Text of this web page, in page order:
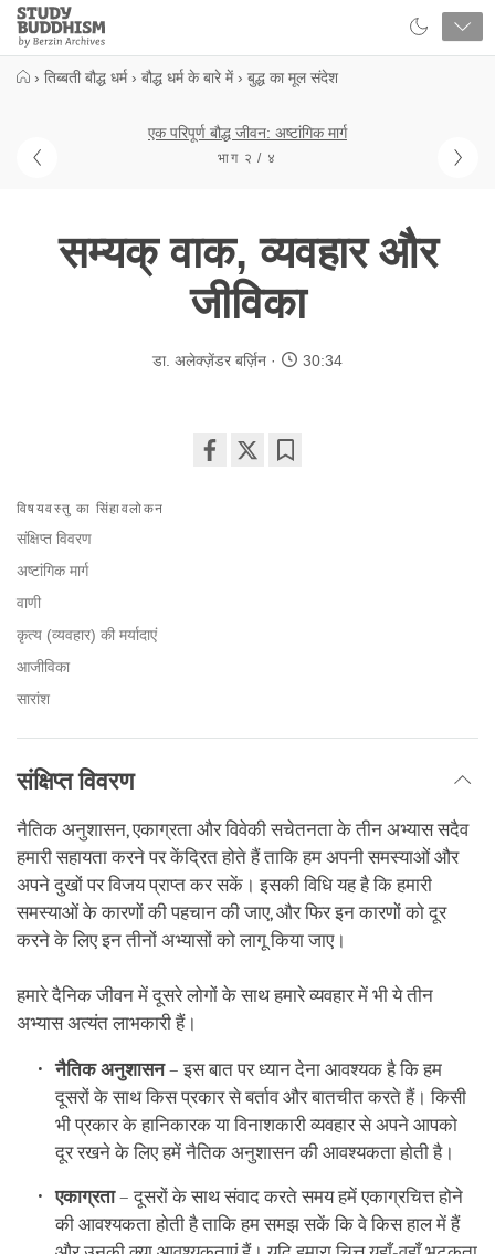
Close
Study
Buddhism
› तिब्बती बौद्ध धर्म › बौद्ध धर्म के बारे में › बुद्ध का मूल संदेश
एक परिपूर्ण बौद्ध जीवन: अष्टांगिक मार्ग
भाग २ / ४
सम्यक् वाक, व्यवहार और
जीविका
डा. अलेक्ज़ेंडर बर्ज़िन 30:34
विषयवस्तु का सिंहावलोकन
संक्षिप्त विवरण
अष्टांगिक मार्ग
वाणी
कृत्य (व्यवहार) की मर्यादाएं
आजीविका
सारांश
संक्षिप्त विवरण
नैतिक अनुशासन, एकाग्रता और विवेकी सचेतनता के तीन अभ्यास सदैव
हमारी सहायता करने पर केंद्रित होते हैं ताकि हम अपनी समस्याओं और
अपने दुखों पर विजय प्राप्त कर सकें। इसकी विधि यह है कि हमारी
समस्याओं के कारणों की पहचान की जाए, और फिर इन कारणों को दूर
करने के लिए इन तीनों अभ्यासों को लागू किया जाए।
हमारे दैनिक जीवन में दूसरे लोगों के साथ हमारे व्यवहार में भी ये तीन
अभ्यास अत्यंत लाभकारी हैं।
नैतिक अनुशासन– इस बात पर ध्यान देना आवश्यक है कि हम
दूसरों के साथ किस प्रकार से बर्ताव और बातचीत करते हैं। किसी
भी प्रकार के हानिकारक या विनाशकारी व्यवहार से अपने आपको
दूर रखने के लिए हमें नैतिक अनुशासन की आवश्यकता होती है।
एकाग्रता– दूसरों के साथ संवाद करते समय हमें एकाग्रचित्त होने
की आवश्यकता होती है ताकि हम समझ सकें कि वे किस हाल में हैं